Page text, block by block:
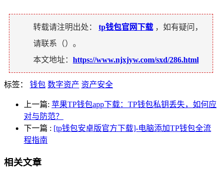
转载请注明出处： tp钱包官网下载 ，如有疑问，
请联系（）。
本文地址： https://www.njxjyw.com/sxd/286.html
标签： 钱包 数字资产 资产安全
上一篇: 苹果TP钱包app下载：TP钱包私钥丢失，如何应
对与防范？
下一篇 : [tp钱包安卓版官方下载]-电脑添加TP钱包全流
程指南
相关文章